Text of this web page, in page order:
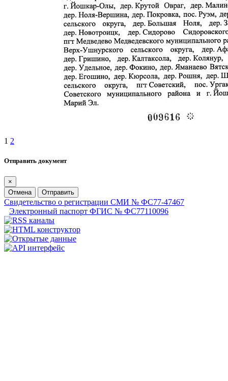
1 2
Отправить документ
×
Отмена
Отправить
Свидетельство о регистрации СМИ № ФС77-47467
Электронный паспорт ФГИС № ФС77110096